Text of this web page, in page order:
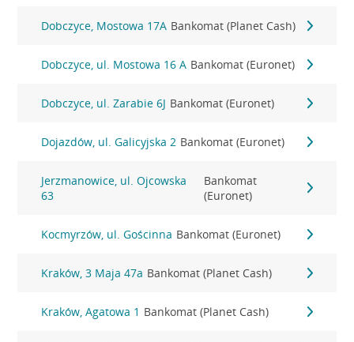
Dobczyce, Mostowa 17A Bankomat (Planet Cash)
Dobczyce, ul. Mostowa 16 A Bankomat (Euronet)
Dobczyce, ul. Zarabie 6J Bankomat (Euronet)
Dojazdów, ul. Galicyjska 2 Bankomat (Euronet)
Jerzmanowice, ul. Ojcowska
63
Bankomat
(Euronet)
Kocmyrzów, ul. Gościnna Bankomat (Euronet)
Kraków, 3 Maja 47a Bankomat (Planet Cash)
Kraków, Agatowa 1 Bankomat (Planet Cash)